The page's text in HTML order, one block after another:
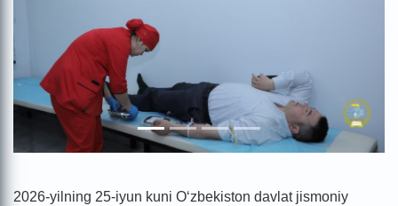
2026-yilning 25-iyun kuni O‘zbekiston davlat jismoniy